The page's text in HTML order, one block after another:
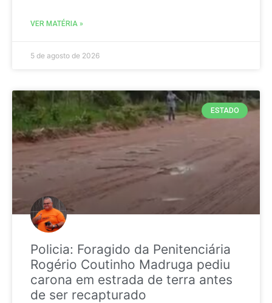
VER MATÉRIA »
5 de agosto de 2026
ESTADO
Policia: Foragido da Penitenciária
Rogério Coutinho Madruga pediu
carona em estrada de terra antes
de ser recapturado